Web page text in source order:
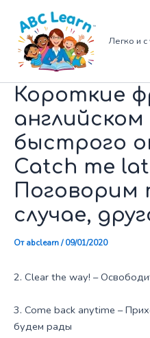
содержимому
Легко и с
Короткие
английском
быстрого
Catch me
Поговорим
случае,
Отabclearn/09/01/2020
2. Clear the way! –
3. Come back anytime –
будем рады